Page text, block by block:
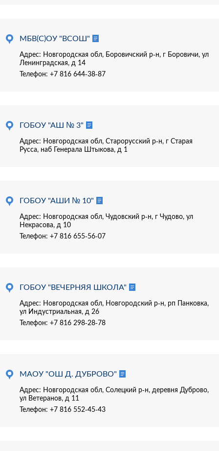
МБВ(С)ОУ "ВСОШ"
Адрес: Новгородская обл, Боровичский р-н, г Боровичи, ул
Ленинградская, д 14
Телефон: +7 816 644-38-87
ГОБОУ "АШ № 3"
Адрес: Новгородская обл, Старорусский р-н, г Старая
Русса, наб Генерала Штыкова, д 1
ГОБОУ "АШИ № 10"
Адрес: Новгородская обл, Чудовский р-н, г Чудово, ул
Некрасова, д 10
Телефон: +7 816 655-56-07
ГОБОУ "ВЕЧЕРНЯЯ ШКОЛА"
Адрес: Новгородская обл, Новгородский р-н, рп Панковка,
ул Индустриальная, д 26
Телефон: +7 816 298-28-78
МАОУ "ОШ Д. ДУБРОВО"
Адрес: Новгородская обл, Солецкий р-н, деревня Дуброво,
ул Ветеранов, д 11
Телефон: +7 816 552-45-43